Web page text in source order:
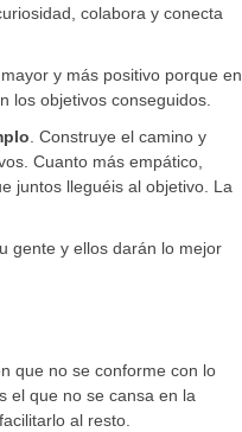
colabora y conecta
y más positivo porque en
los objetivos conseguidos.
. Construye el camino y
Cuanto más empático,
juntos lleguéis al objetivo. La
gente y ellos darán lo mejor
que no se conforme con lo
el que no se cansa en la
al resto.